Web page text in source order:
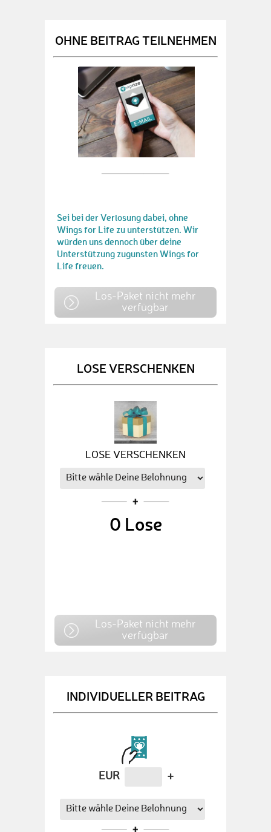
OHNE BEITRAG TEILNEHMEN
Sei bei der Verlosung dabei, ohne
Wings for Life zu unterstützen. Wir
würden uns dennoch über deine
Unterstützung zugunsten Wings for
Life freuen.
Los-Paket nicht mehr
verfügbar
LOSE VERSCHENKEN
LOSE VERSCHENKEN
0 Lose
Los-Paket nicht mehr
verfügbar
INDIVIDUELLER BEITRAG
EUR +